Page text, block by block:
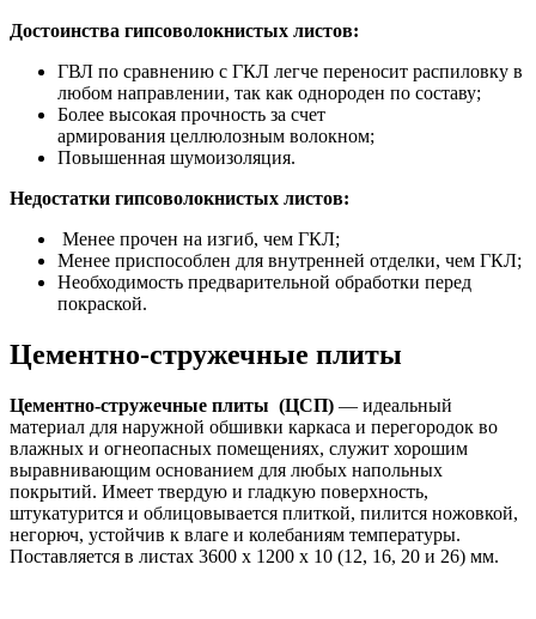
Достоинства гипсоволокнистых листов:
ГВЛ по сравнению с ГКЛ легче переносит распиловку в
любом направлении, так как однороден по составу;
Более высокая прочность за счет
армирования целлюлозным волокном;
Повышенная шумоизоляция.
Недостатки гипсоволокнистых листов:
Менее прочен на изгиб, чем ГКЛ;
Менее приспособлен для внутренней отделки, чем ГКЛ;
Необходимость предварительной обработки перед
покраской.
Цементно-стружечные плиты
Цементно-стружечные плиты (ЦСП) — идеальный
материал для наружной обшивки каркаса и перегородок во
влажных и огнеопасных помещениях, служит хорошим
выравнивающим основанием для любых напольных
покрытий. Имеет твердую и гладкую поверхность,
штукатурится и облицовывается плиткой, пилится ножовкой,
негорюч, устойчив к влаге и колебаниям температуры.
Поставляется в листах 3600 х 1200 х 10 (12, 16, 20 и 26) мм.